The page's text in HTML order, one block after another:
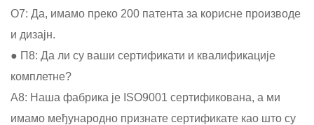
О7: Да, имамо преко 200 патента за корисне производе
и дизајн.
● П8: Да ли су ваши сертификати и квалификације
комплетне?
А8: Наша фабрика је ISO9001 сертификована, а ми
имамо међународно признате сертификате као што су